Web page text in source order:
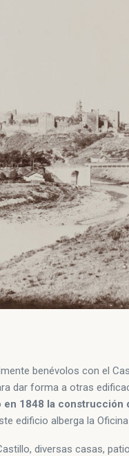
benévolos con el
dar forma a otras
en 1848 la construcción
edificio alberga la
diversas casas,